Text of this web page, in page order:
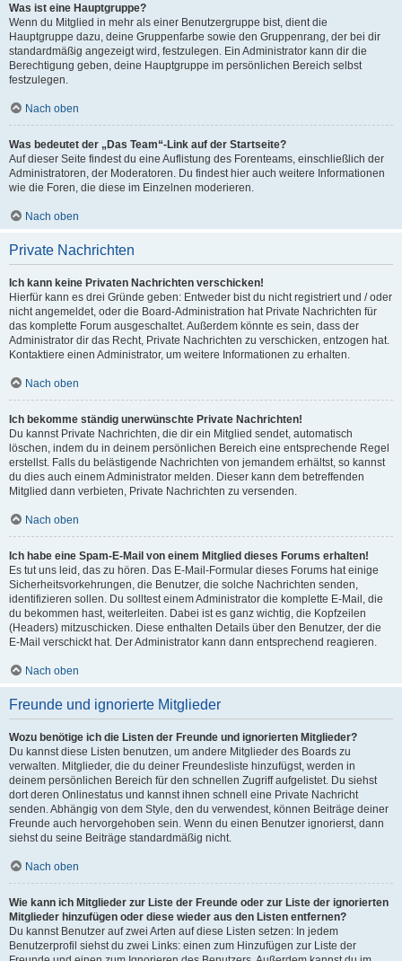
Was ist eine Hauptgruppe?
Wenn du Mitglied in mehr als einer Benutzergruppe bist, dient die
Hauptgruppe dazu, deine Gruppenfarbe sowie den Gruppenrang, der bei dir
standardmäßig angezeigt wird, festzulegen. Ein Administrator kann dir die
Berechtigung geben, deine Hauptgruppe im persönlichen Bereich selbst
festzulegen.
Nach oben
Was bedeutet der „Das Team“-Link auf der Startseite?
Auf dieser Seite findest du eine Auflistung des Forenteams, einschließlich der
Administratoren, der Moderatoren. Du findest hier auch weitere Informationen
wie die Foren, die diese im Einzelnen moderieren.
Nach oben
Private Nachrichten
Ich kann keine Privaten Nachrichten verschicken!
Hierfür kann es drei Gründe geben: Entweder bist du nicht registriert und / oder
nicht angemeldet, oder die Board-Administration hat Private Nachrichten für
das komplette Forum ausgeschaltet. Außerdem könnte es sein, dass der
Administrator dir das Recht, Private Nachrichten zu verschicken, entzogen hat.
Kontaktiere einen Administrator, um weitere Informationen zu erhalten.
Nach oben
Ich bekomme ständig unerwünschte Private Nachrichten!
Du kannst Private Nachrichten, die dir ein Mitglied sendet, automatisch
löschen, indem du in deinem persönlichen Bereich eine entsprechende Regel
erstellst. Falls du belästigende Nachrichten von jemandem erhältst, so kannst
du dies auch einem Administrator melden. Dieser kann dem betreffenden
Mitglied dann verbieten, Private Nachrichten zu versenden.
Nach oben
Ich habe eine Spam-E-Mail von einem Mitglied dieses Forums erhalten!
Es tut uns leid, das zu hören. Das E-Mail-Formular dieses Forums hat einige
Sicherheitsvorkehrungen, die Benutzer, die solche Nachrichten senden,
identifizieren sollen. Du solltest einem Administrator die komplette E-Mail, die
du bekommen hast, weiterleiten. Dabei ist es ganz wichtig, die Kopfzeilen
(Headers) mitzuschicken. Diese enthalten Details über den Benutzer, der die
E-Mail verschickt hat. Der Administrator kann dann entsprechend reagieren.
Nach oben
Freunde und ignorierte Mitglieder
Wozu benötige ich die Listen der Freunde und ignorierten Mitglieder?
Du kannst diese Listen benutzen, um andere Mitglieder des Boards zu
verwalten. Mitglieder, die du deiner Freundesliste hinzufügst, werden in
deinem persönlichen Bereich für den schnellen Zugriff aufgelistet. Du siehst
dort deren Onlinestatus und kannst ihnen schnell eine Private Nachricht
senden. Abhängig von dem Style, den du verwendest, können Beiträge deiner
Freunde auch hervorgehoben sein. Wenn du einen Benutzer ignorierst, dann
siehst du seine Beiträge standardmäßig nicht.
Nach oben
Wie kann ich Mitglieder zur Liste der Freunde oder zur Liste der ignorierten
Mitglieder hinzufügen oder diese wieder aus den Listen entfernen?
Du kannst Benutzer auf zwei Arten auf diese Listen setzen: In jedem
Benutzerprofil siehst du zwei Links: einen zum Hinzufügen zur Liste der